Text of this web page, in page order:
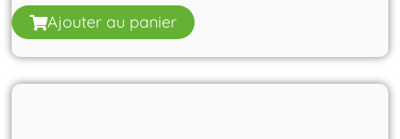
Ajouter au panier